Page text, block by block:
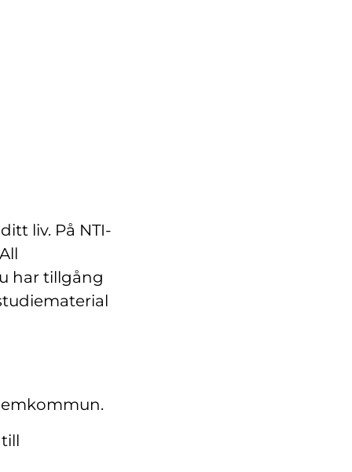
liv. På NTI-
har tillgång